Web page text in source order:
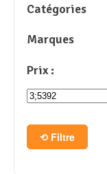
Catégories
Marques
Prix :
Filtre